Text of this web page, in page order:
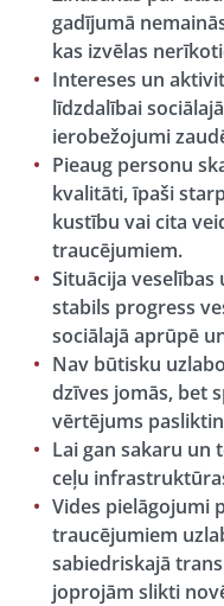
gadījumā
kas izvēlas
Intereses un
līdzdalībai
ierobežojumi
Pieaug personu
kvalitāti, īpaši
kustību vai cita
traucējumiem.
Situācija
stabils progress
sociālajā aprūpē
Nav būtisku
dzīves jomās, bet
vērtējums
Lai gan sakaru un
ceļu
Vides pielāgojumi
traucējumiem
sabiedriskajā
joprojām slikti